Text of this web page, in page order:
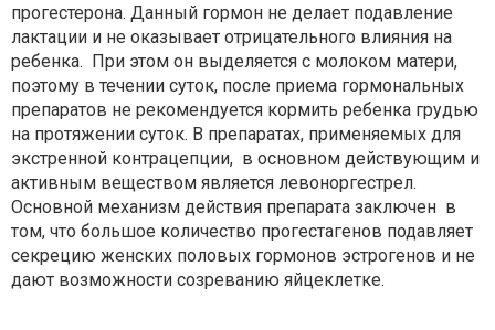
прогестерона. Данный гормон не делает подавление
лактации и не оказывает отрицательного влияния на
ребенка. При этом он выделяется с молоком матери,
поэтому в течении суток, после приема гормональных
препаратов не рекомендуется кормить ребенка грудью
на протяжении суток. В препаратах, применяемых для
экстренной контрацепции, в основном действующим и
активным веществом является левоноргестрел.
Основной механизм действия препарата заключен в
том, что большое количество прогестагенов подавляет
секрецию женских половых гормонов эстрогенов и не
дают возможности созреванию яйцеклетке.